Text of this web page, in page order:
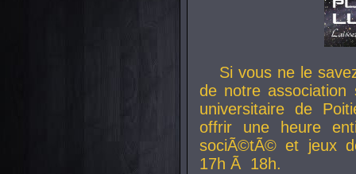
Si vous ne le
de notre
universitaire de
offrir une heure
sociÃ©tÃ© et jeux
17h Ã 18h.